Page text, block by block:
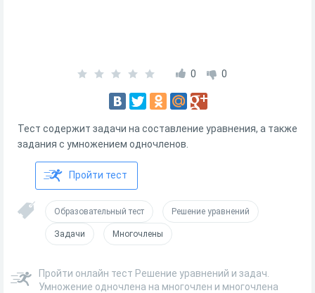
0 0
Тест содержит задачи на составление уравнения, а также
задания с умножением одночленов.
Пройти тест
Образовательный тест Решение уравнений
Задачи Многочлены
Пройти онлайн тест Решение уравнений и задач.
Умножение одночлена на многочлен и многочлена